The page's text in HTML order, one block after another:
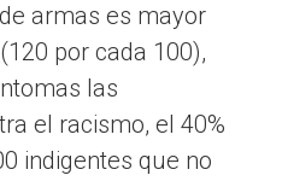
armas es mayor
por cada 100),
las
el racismo, el 40%
indigentes que no